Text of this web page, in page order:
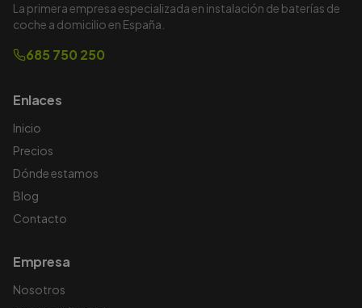
La primera empresa especializada en instalación de baterías de
coche a domicilio en España.
685 750 250
Enlaces
Inicio
Precios
Dónde estamos
Blog
Contacto
Empresa
Nosotros